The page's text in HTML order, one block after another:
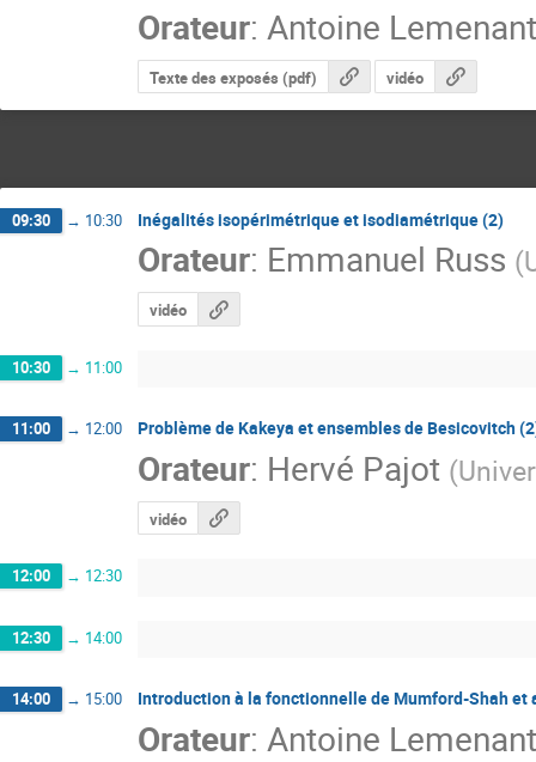
Orateur: Antoine Lemenant
Texte des exposés (pdf) vidéo
09:30 → 10:30 Inégalités isopérimétrique et isodiamétrique (2)
Orateur: Emmanuel Russ (
vidéo
10:30 → 11:00
11:00 → 12:00 Problème de Kakeya et ensembles de Besicovitch
Orateur: Hervé Pajot (
vidéo
12:00 → 12:30
12:30 → 14:00
14:00 → 15:00 Introduction à la fonctionnelle de Mumford-Shah et
Orateur: Antoine Lemenant